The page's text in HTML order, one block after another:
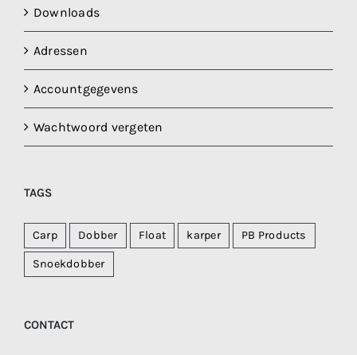
Downloads
Adressen
Accountgegevens
Wachtwoord vergeten
TAGS
Carp Dobber Float karper PB Products
Snoekdobber
CONTACT